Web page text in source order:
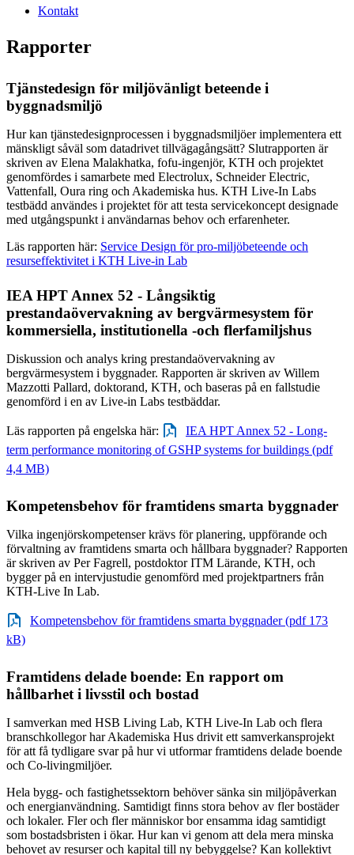
Kontakt
Rapporter
Tjänstedesign för miljövänligt beteende i
byggnadsmiljö
Hur kan tjänstedesignprocessen i byggnadsmiljöer implementera ett
mänskligt såväl som datadrivet tillvägagångsätt? Slutrapporten är
skriven av Elena Malakhatka, fofu-ingenjör, KTH och projektet
genomfördes i samarbete med Electrolux, Schneider Electric,
Vattenfall, Oura ring och Akademiska hus. KTH Live-In Labs
testbädd användes i projektet för att testa servicekoncept designade
med utgångspunkt i användarnas behov och erfarenheter.
Läs rapporten här: Service Design för pro-miljöbeteende och
resurseffektivitet i KTH Live-in Lab
IEA HPT Annex 52 - Långsiktig
prestandaövervakning av bergvärmesystem för
kommersiella, institutionella -och flerfamiljshus
Diskussion och analys kring prestandaövervakning av
bergvärmesystem i byggnader. Rapporten är skriven av Willem
Mazzotti Pallard, doktorand, KTH, och baseras på en fallstudie
genomförd i en av Live-in Labs testbäddar.
Läs rapporten på engelska här:
IEA HPT Annex 52 - Long-
term performance monitoring of GSHP systems for buildings (pdf
4,4 MB)
Kompetensbehov för framtidens smarta byggnader
Vilka ingenjörskompetenser krävs för planering, uppförande och
förvaltning av framtidens smarta och hållbara byggnader? Rapporten
är skriven av Per Fagrell, postdoktor ITM Lärande, KTH, och
bygger på en intervjustudie genomförd med projektpartners från
KTH-Live In Lab.
Kompetensbehov för framtidens smarta byggnader (pdf 173
kB)
Framtidens delade boende: En rapport om
hållbarhet i livsstil och bostad
I samverkan med HSB Living Lab, KTH Live-In Lab och flera
branschkollegor har Akademiska Hus drivit ett samverkansprojekt
för att få tydligare svar på hur vi utformar framtidens delade boende
och Co-livingmiljöer.
Hela bygg- och fastighetssektorn behöver sänka sin miljöpåverkan
och energianvändning. Samtidigt finns stora behov av fler bostäder
och lokaler. Fler och fler människor bor ensamma idag samtidigt
som bostadsbristen i ökar. Hur kan vi genom att dela mera minska
behovet av resurser och kapital till ny bebyggelse? Kan kollektivt